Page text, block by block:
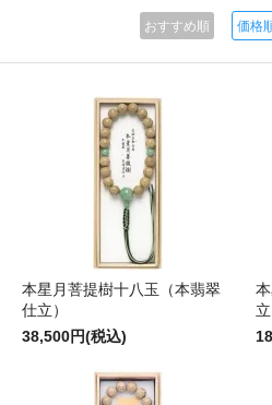
おすすめ順 価格
本星月菩提樹十八玉（本翡翠
仕立）
38,500円(税込)
立